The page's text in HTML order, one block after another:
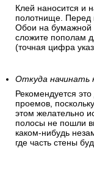
Клей наносится и
полотнище. Перед
Обои на бумажной
сложите пополам
(точная цифра
Откуда начинать
Рекомендуется
проемов,
этом желательно
полосы не пошли
каком-нибудь
где часть стены